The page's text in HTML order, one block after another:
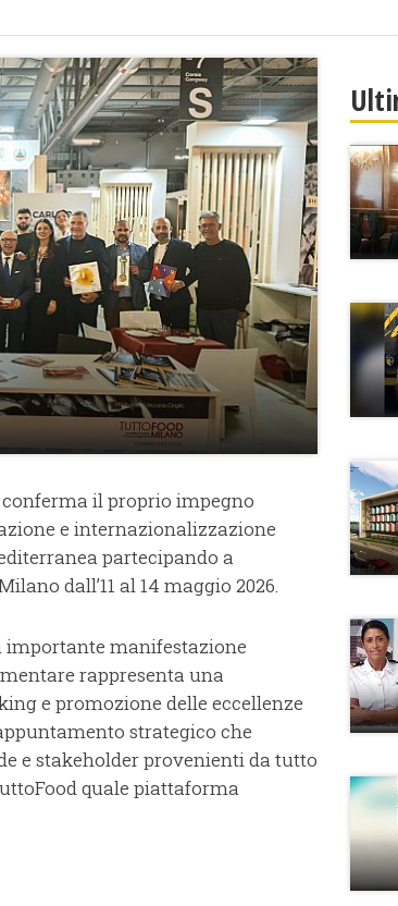
conferma il proprio impegno
e internazionalizzazione
partecipando a
dall’11 al 14 maggio 2026.
importante manifestazione
rappresenta una
e promozione delle eccellenze
strategico che
e stakeholder provenienti da tutto
quale piattaforma